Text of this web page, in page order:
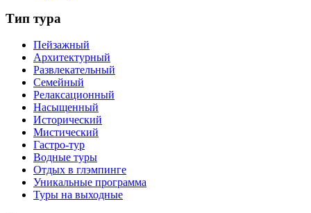
Тип тура
Пейзажный
Архитектурный
Развлекательный
Семейный
Релаксационный
Насыщенный
Исторический
Мистический
Гастро-тур
Водные туры
Отдых в глэмпинге
Уникальные программа
Туры на выходные